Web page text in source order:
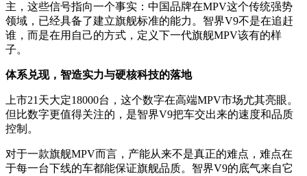
主，这些信号指向一个事实：中国品牌在MPV这个传统强势
领域，已经具备了建立旗舰标准的能力。智界V9不是在追赶
谁，而是在用自己的方式，定义下一代旗舰MPV该有的样
子。
体系兑现，智造实力与硬核科技的落地
上市21天大定18000台，这个数字在高端MPV市场尤其亮眼。
但比数字更值得关注的，是智界V9把车交出来的速度和品质
控制。
对于一款旗舰MPV而言，产能从来不是真正的难点，难点在
于每一台下线的车都能保证旗舰品质。智界V9的底气来自它